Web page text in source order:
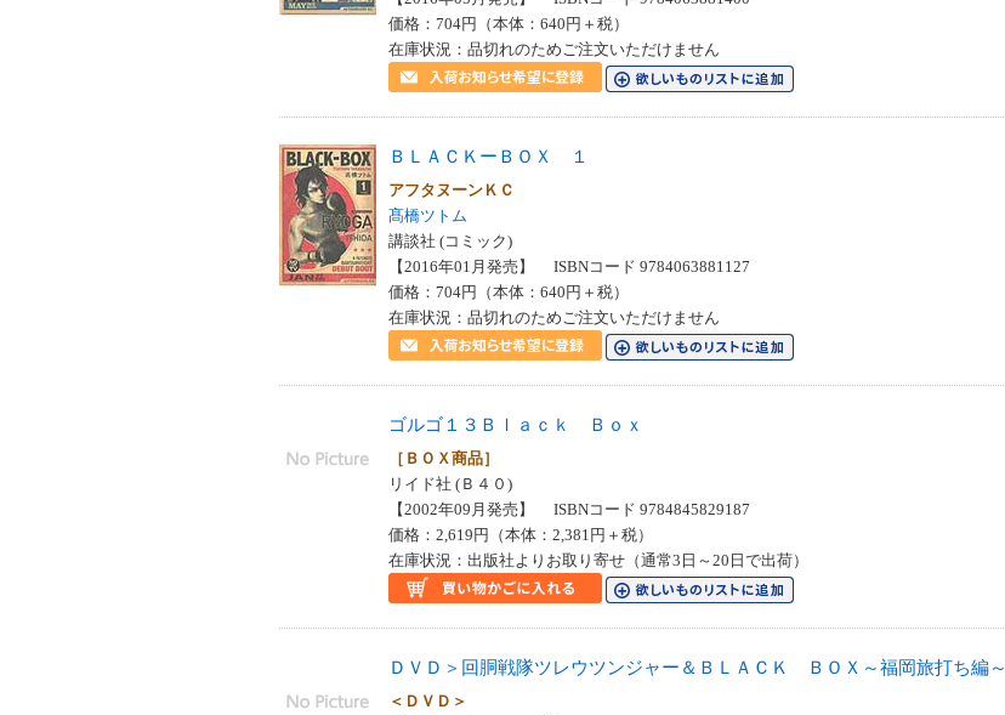
価格：704円（本体：640円＋税）
在庫状況：品切れのためご注文いただけません
ＢＬＡＣＫーＢＯＸ １
アフタヌーンＫＣ
髙橋ツトム
講談社 (コミック)
【2016年01月発売】 ISBNコード 9784063881127
価格：704円（本体：640円＋税）
在庫状況：品切れのためご注文いただけません
ゴルゴ１３Ｂｌａｃｋ Ｂｏｘ
［ＢＯＸ商品］
リイド社 (Ｂ４０)
【2002年09月発売】 ISBNコード 9784845829187
価格：2,619円（本体：2,381円＋税）
在庫状況：出版社よりお取り寄せ（通常3日～20日で出荷）
ＤＶＤ＞回胴戦隊ツレウツンジャー＆ＢＬＡＣＫ ＢＯＸ～福岡旅打ち編～
＜ＤＶＤ＞